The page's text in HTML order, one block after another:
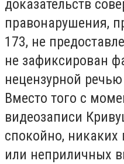
доказательств
правонарушения,
173, не
не зафиксирован
нецензурной
Вместо того с
видеозаписи
спокойно, никаких
или неприличных